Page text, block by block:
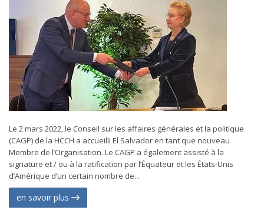
Le 2 mars 2022, le Conseil sur les affaires générales et la politique
(CAGP) de la HCCH a accueilli El Salvador en tant que nouveau
Membre de l’Organisation. Le CAGP a également assisté à la
signature et / ou à la ratification par l’Équateur et les États-Unis
d’Amérique d’un certain nombre de...
en savoir plus